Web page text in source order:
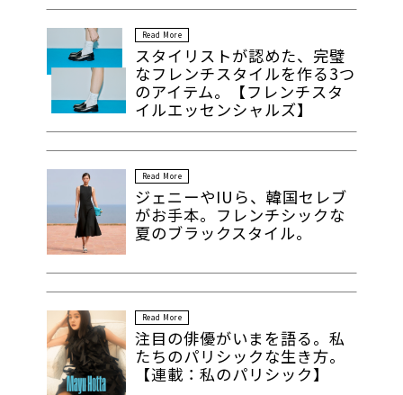
Read More
スタイリストが認めた、完璧
なフレンチスタイルを作る3つ
のアイテム。【フレンチスタ
イルエッセンシャルズ】
Read More
ジェニーやIUら、韓国セレブ
がお手本。フレンチシックな
夏のブラックスタイル。
Read More
注目の俳優がいまを語る。私
たちのパリシックな生き方。
【連載：私のパリシック】